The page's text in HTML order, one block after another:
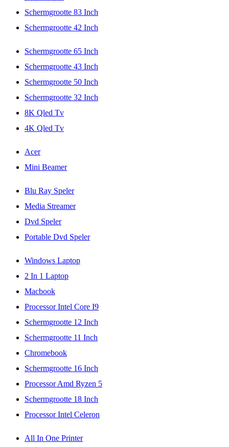
Schermgrootte 83 Inch
Schermgrootte 42 Inch
Schermgrootte 65 Inch
Schermgrootte 43 Inch
Schermgrootte 50 Inch
Schermgrootte 32 Inch
8K Qled Tv
4K Qled Tv
Acer
Mini Beamer
Blu Ray Speler
Media Streamer
Dvd Speler
Portable Dvd Speler
Windows Laptop
2 In 1 Laptop
Macbook
Processor Intel Core I9
Schermgrootte 12 Inch
Schermgrootte 11 Inch
Chromebook
Schermgrootte 16 Inch
Processor Amd Ryzen 5
Schermgrootte 18 Inch
Processor Intel Celeron
All In One Printer